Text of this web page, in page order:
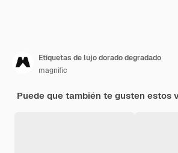
Etiquetas de lujo dorado degradado
magnific
Puede que también te gusten estos